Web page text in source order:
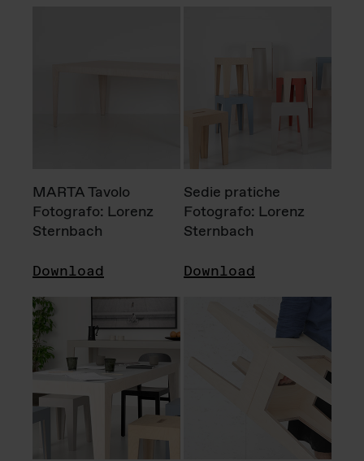
MARTA Tavolo
Fotografo: Lorenz
Sternbach
Download
Sedie pratiche
Fotografo: Lorenz
Sternbach
Download